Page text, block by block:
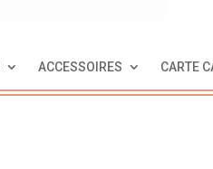
ACCESSOIRES CARTE